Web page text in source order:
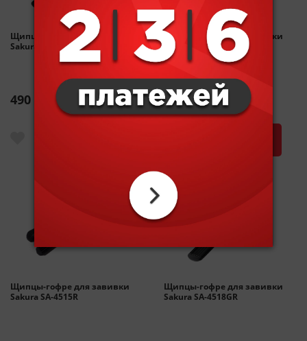
Щипцы-гофре для завивки
Sakura SA-4515BL
490 р.
Щипцы-гофре для завивки
Sakura SA-4515GR
490 р.
Щипцы-гофре для завивки
Sakura SA-4515R
Щипцы-гофре для завивки
Sakura SA-4518GR